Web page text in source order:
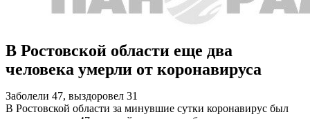
В Ростовской области еще два
человека умерли от коронавируса
Заболели 47, выздоровел 31
В Ростовской области за минувшие сутки коронавирус был